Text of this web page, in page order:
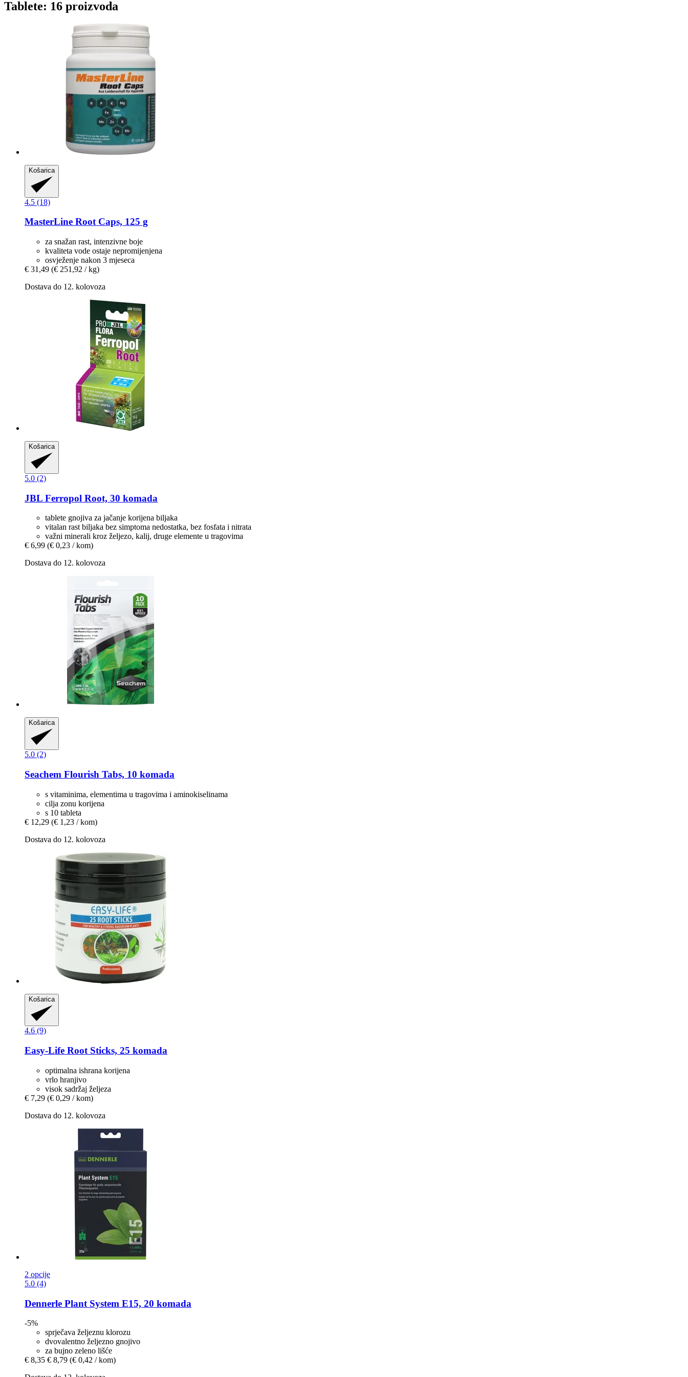
Tablete: 16 proizvoda
Košarica
4.5 (18)
MasterLine Root Caps, 125 g
za snažan rast, intenzivne boje
kvaliteta vode ostaje nepromijenjena
osvježenje nakon 3 mjeseca
€ 31,49 (€ 251,92 / kg)
Dostava do 12. kolovoza
Košarica
5.0 (2)
JBL Ferropol Root, 30 komada
tablete gnojiva za jačanje korijena biljaka
vitalan rast biljaka bez simptoma nedostatka, bez fosfata i nitrata
važni minerali kroz željezo, kalij, druge elemente u tragovima
€ 6,99 (€ 0,23 / kom)
Dostava do 12. kolovoza
Košarica
5.0 (2)
Seachem Flourish Tabs, 10 komada
s vitaminima, elementima u tragovima i aminokiselinama
cilja zonu korijena
s 10 tableta
€ 12,29 (€ 1,23 / kom)
Dostava do 12. kolovoza
Košarica
4.6 (9)
Easy-Life Root Sticks, 25 komada
optimalna ishrana korijena
vrlo hranjivo
visok sadržaj željeza
€ 7,29 (€ 0,29 / kom)
Dostava do 12. kolovoza
2 opcije
5.0 (4)
Dennerle Plant System E15, 20 komada
-5%
sprječava željeznu klorozu
dvovalentno željezno gnojivo
za bujno zeleno lišće
€ 8,35 € 8,79 (€ 0,42 / kom)